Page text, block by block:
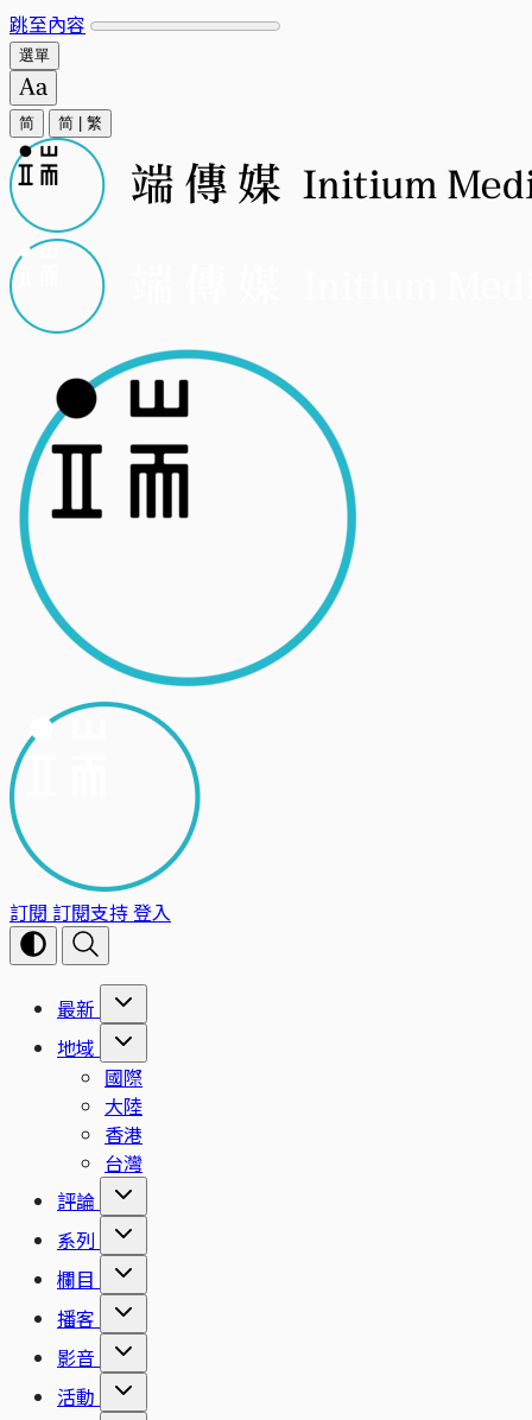
跳至內容
選單
简 简 繁
訂閱 訂閱支持登入
最新
地域
國際
大陸
香港
台灣
評論
系列
欄目
播客
影音
活動